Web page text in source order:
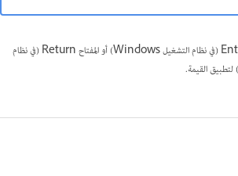
اضغط المفتاح Tab أو Enter (في نظام التشغيل Windows) أو المفتاح Return (في نظام